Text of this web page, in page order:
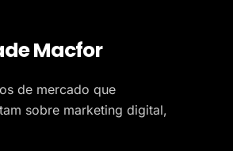
Macfor
de mercado que
sobre marketing digital,